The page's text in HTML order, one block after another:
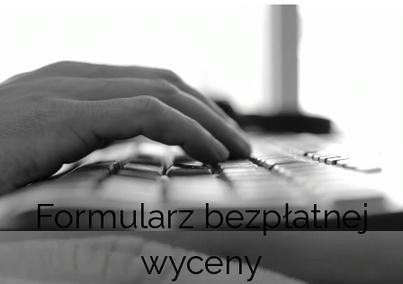
Formularz bezpłatnej
wyceny